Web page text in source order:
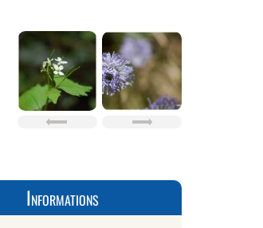
Informations